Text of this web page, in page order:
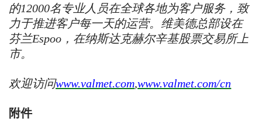
的12000名专业人员在全球各地为客户服务，致
力于推进客户每一天的运营。维美德总部设在
芬兰Espoo，在纳斯达克赫尔辛基股票交易所上
市。
欢迎访问www.valmet.com,www.valmet.com/cn
附件